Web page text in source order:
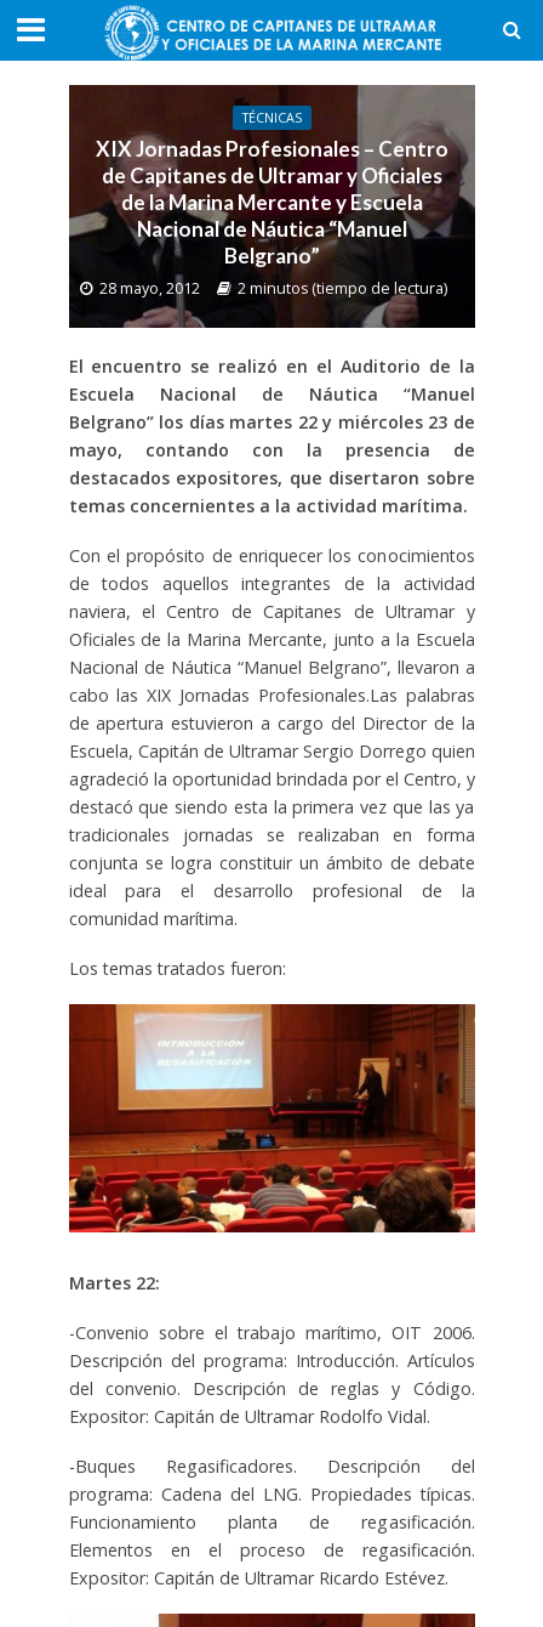
TÉCNICAS
XIX Jornadas Profesionales – Centro
de Capitanes de Ultramar y Oficiales
de la Marina Mercante y Escuela
Nacional de Náutica “Manuel
Belgrano”
28 mayo, 2012 2 minutos (tiempo de lectura)
El encuentro se realizó en el Auditorio de la
Escuela Nacional de Náutica “Manuel
Belgrano” los días martes 22 y miércoles 23 de
mayo, contando con la presencia de
destacados expositores, que disertaron sobre
temas concernientes a la actividad marítima.
Con el propósito de enriquecer los conocimientos
de todos aquellos integrantes de la actividad
naviera, el Centro de Capitanes de Ultramar y
Oficiales de la Marina Mercante, junto a la Escuela
Nacional de Náutica “Manuel Belgrano”, llevaron a
cabo las XIX Jornadas Profesionales.Las palabras
de apertura estuvieron a cargo del Director de la
Escuela, Capitán de Ultramar Sergio Dorrego quien
agradeció la oportunidad brindada por el Centro, y
destacó que siendo esta la primera vez que las ya
tradicionales jornadas se realizaban en forma
conjunta se logra constituir un ámbito de debate
ideal para el desarrollo profesional de la
comunidad marítima.
Los temas tratados fueron:
Martes 22:
-Convenio sobre el trabajo marítimo, OIT 2006.
Descripción del programa: Introducción. Artículos
del convenio. Descripción de reglas y Código.
Expositor: Capitán de Ultramar Rodolfo Vidal.
-Buques Regasificadores. Descripción del
programa: Cadena del LNG. Propiedades típicas.
Funcionamiento planta de regasificación.
Elementos en el proceso de regasificación.
Expositor: Capitán de Ultramar Ricardo Estévez.